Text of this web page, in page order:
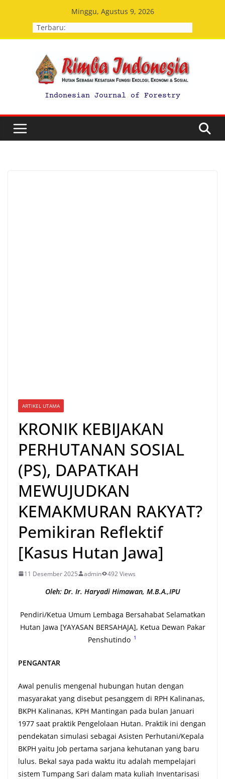
Minggu, Agustus 9, 2026
Terbaru:
Indonesian Journal of Forestry
ARTIKEL UTAMA
KRONIK KEBIJAKAN
PERHUTANAN SOSIAL
(PS), DAPATKAH
MEWUJUDKAN
KEMAKMURAN RAKYAT?
Pemikiran Reflektif
[Kasus Hutan Jawa]
11 Desember 2025 admin 492 Views
Oleh: Dr. Ir. Haryadi Himawan, M.B.A.,IPU
Pendiri/Ketua Umum Lembaga Bersahabat Selamatkan
Hutan Jawa [YAYASAN BERSAHAJA], Ketua Dewan Pakar
Penshutindo 1
PENGANTAR
Awal penulis mengenal hubungan hutan dengan
masyarakat yang disebut pesanggem di RPH Kalinanas,
BKPH Kalinanas, KPH Mantingan pada bulan Januari
1977 saat praktik Pengelolaan Hutan. Praktik ini dengan
pendekatan simulasi sebagai Asisten Perhutani/Kepala
BKPH yaitu Job pertama sarjana kehutanan yang baru
lulus. Bekal saya pada waktu itu adalah mempelajari
sistem Tumpang Sari dalam mata kuliah Inventarisasi